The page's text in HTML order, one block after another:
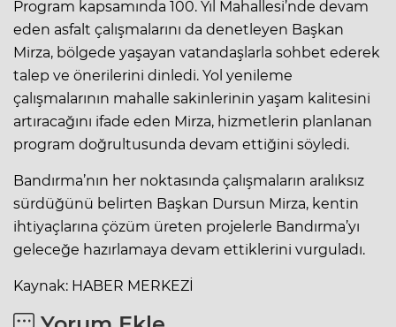
Program kapsamında 100. Yıl Mahallesi’nde devam
eden asfalt çalışmalarını da denetleyen Başkan
Mirza, bölgede yaşayan vatandaşlarla sohbet ederek
talep ve önerilerini dinledi. Yol yenileme
çalışmalarının mahalle sakinlerinin yaşam kalitesini
artıracağını ifade eden Mirza, hizmetlerin planlanan
program doğrultusunda devam ettiğini söyledi.
Bandırma’nın her noktasında çalışmaların aralıksız
sürdüğünü belirten Başkan Dursun Mirza, kentin
ihtiyaçlarına çözüm üreten projelerle Bandırma’yı
geleceğe hazırlamaya devam ettiklerini vurguladı.
Kaynak: HABER MERKEZİ